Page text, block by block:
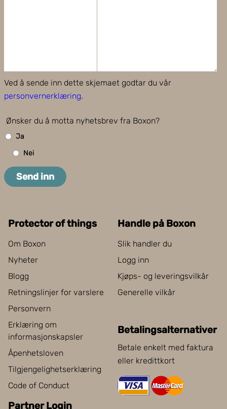
Ved å sende inn dette skjemaet godtar du vår
personvernerklæring.
Ønsker du å motta nyhetsbrev fra Boxon?
Ja
Nei
Send inn
Protector of things
Om Boxon
Nyheter
Blogg
Retningslinjer for varslere
Personvern
Erklæring om
informasjonskapsler
Åpenhetsloven
Tilgjengelighetserklæring
Code of Conduct
Partner Login
Handle på Boxon
Slik handler du
Logg inn
Kjøps- og leveringsvilkår
Generelle vilkår
Betalingsalternativer
Betale enkelt med faktura
eller kredittkort